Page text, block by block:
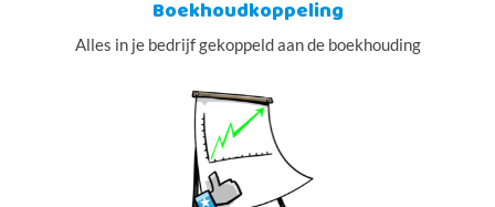
Boekhoudkoppeling
Alles in je bedrijf gekoppeld aan de boekhouding